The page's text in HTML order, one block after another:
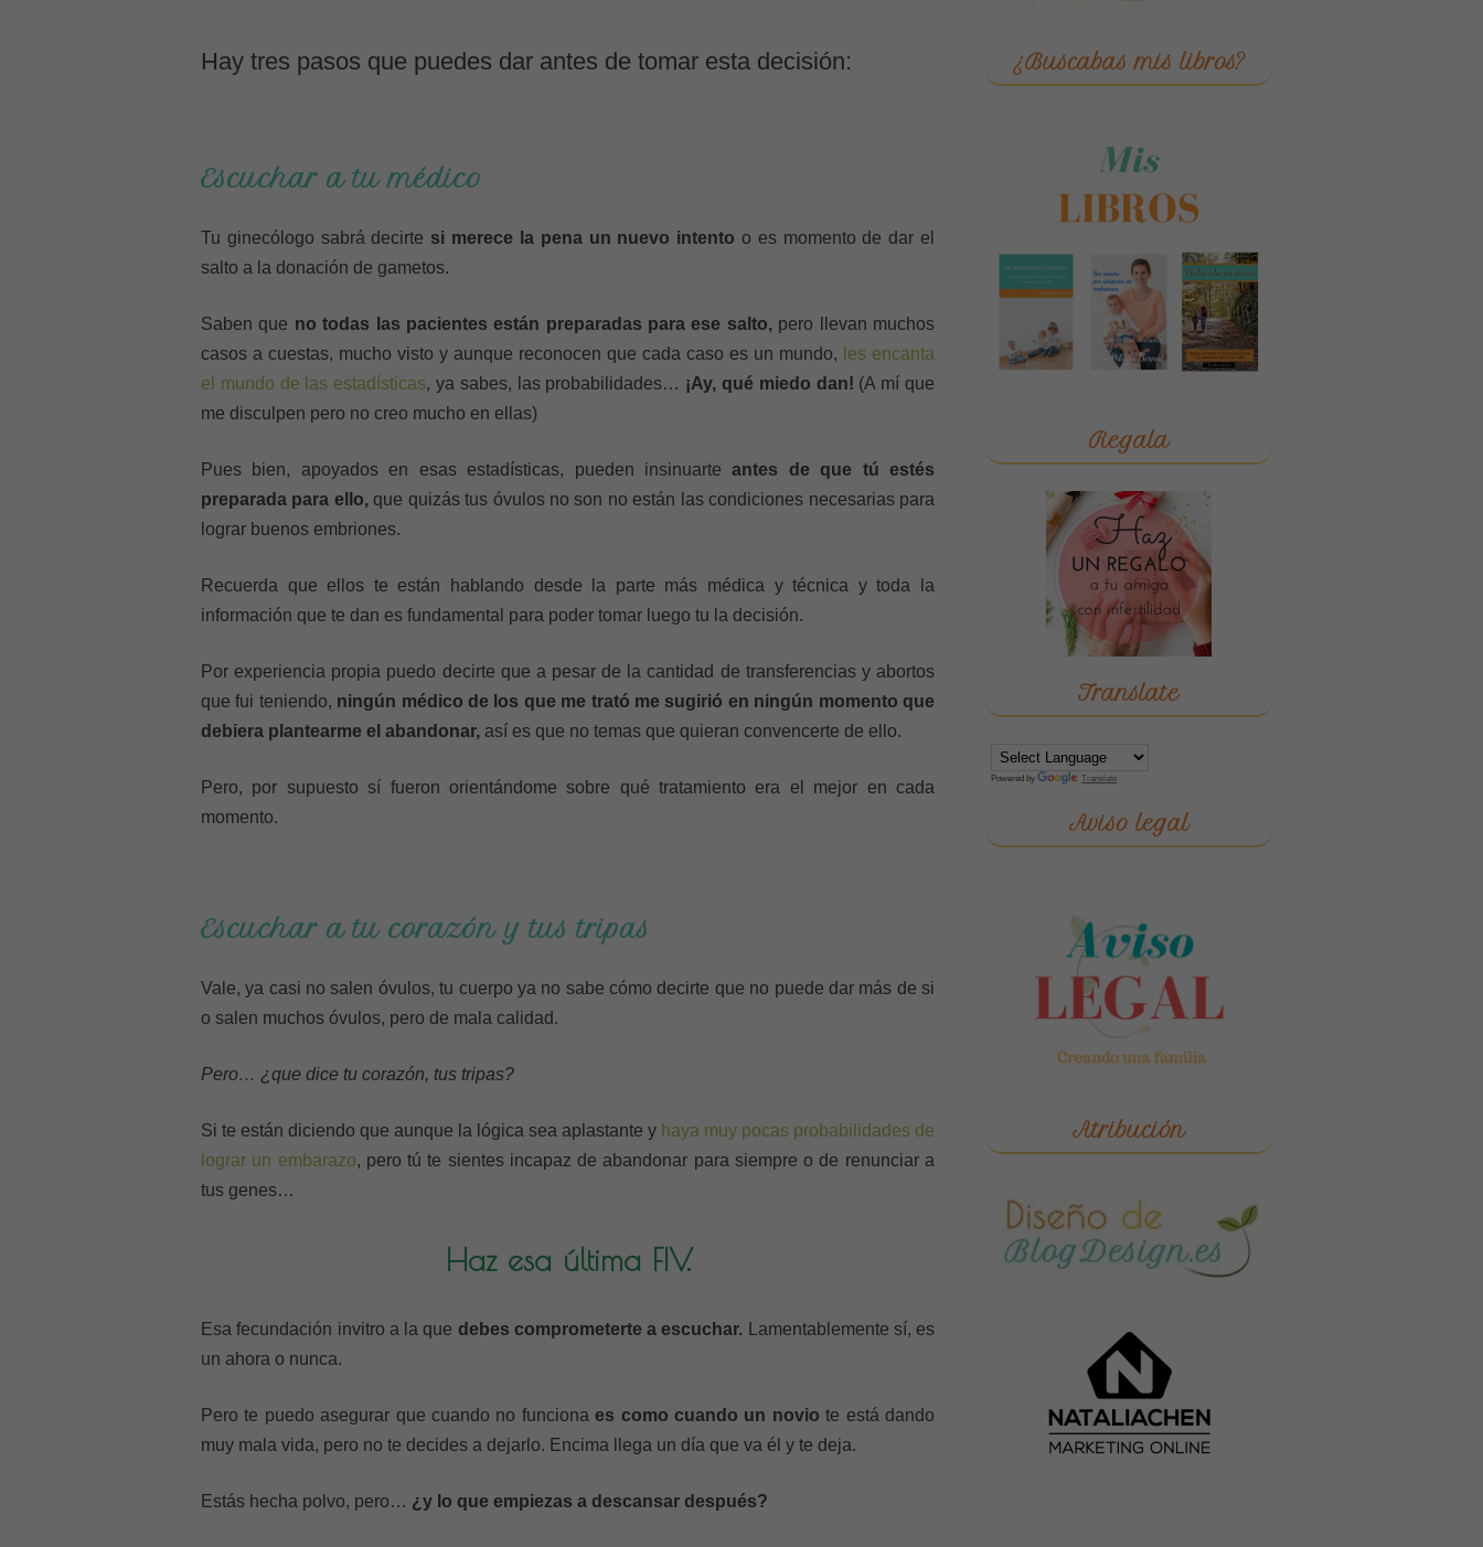
Hay tres pasos que puedes dar antes de tomar esta decisión:
Escuchar a tu médico
Tu ginecólogo sabrá decirte si merece la pena un nuevo intento o es momento de dar el
salto a la donación de gametos.
Saben que no todas las pacientes están preparadas para ese salto,pero llevan muchos
casos a cuestas, mucho visto y aunque reconocen que cada caso es un mundo,
les encanta
el mundo de las estadísticas, ya sabes, las probabilidades… ¡Ay, qué miedo dan! (A mí que
me disculpen pero no creo mucho en ellas)
Pues bien, apoyados en esas estadísticas, pueden insinuarteantes de que tú estés
preparada para ello,que quizás tus óvulos no son no están las condiciones necesarias para
lograr buenos embriones.
Recuerda que ellos te están hablando desde la parte más médica y técnica y toda la
información que te dan es fundamental para poder tomar luego tu la decisión.
Por experiencia propia puedo decirte que a pesar de la cantidad de transferencias y abortos
que fui teniendo, ningún médico de los que me trató me sugirió en ningún momento que
debiera plantearme el abandonar, así es que no temas que quieran convencerte de ello.
Pero, por supuesto sí fueron orientándome sobre qué tratamiento era el mejor en cada
momento.
Escuchar a tu corazón y tus tripas
Vale, ya casi no salen óvulos, tu cuerpo ya no sabe cómo decirte que no puede dar más de si
o salen muchos óvulos, pero de mala calidad.
Pero… ¿que dice tu corazón, tus tripas?
Si te están diciendo que aunque la lógica sea aplastante y haya muy pocas probabilidades de
lograr un embarazo, pero tú te sientes incapaz de abandonar para siempre o de renunciar a
tus genes…
Haz esa última FIV.
Esa fecundación invitro a la que debes comprometerte a escuchar. Lamentablemente sí, es
un ahora o nunca.
Pero te puedo asegurar que cuando no funcionaes como cuando un novio te está dando
muy mala vida, pero no te decides a dejarlo. Encima llega un día que va él y te deja.
Estás hecha polvo, pero… ¿y lo que empiezas a descansar después?
¿Buscabas mis libros?
Regala
Translate
Powered by Translate
Aviso legal
Atribución